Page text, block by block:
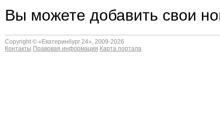
Вы можете добавить свои
Copyright © « Екатеринбург 24», 2009-2026
Контакты Правовая информация Карта портала